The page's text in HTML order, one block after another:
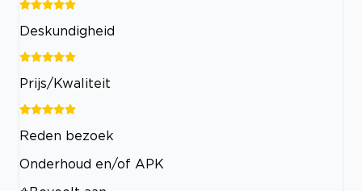
Deskundigheid
Prijs/Kwaliteit
Reden bezoek
Onderhoud en/of APK